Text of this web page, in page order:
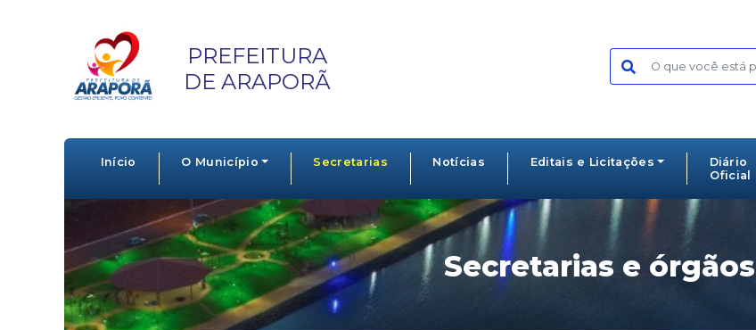
PREFEITURA
DE ARAPORÃ
Início O Município Secretarias Notícias Editais e Licitações
Diário
Oficial
Secretarias e órgãos